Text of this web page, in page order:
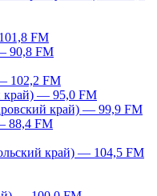
FM
90,8 FM
102,2 FM
край) — 95,0 FM
край) — 99,9 FM
88,4 FM
край) — 104,5 FM